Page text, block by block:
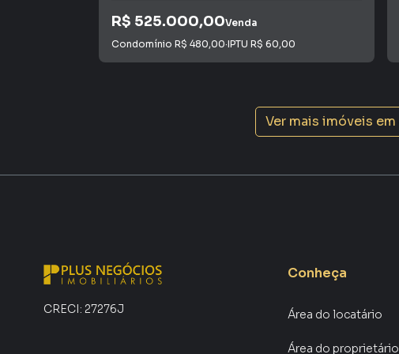
R$ 525.000,00Venda
Condomínio R$ 480,00·IPTU R$ 60,00
Ver mais imóveis em
CRECI: 27276J
Conheça
Área do locatário
Área do proprietário